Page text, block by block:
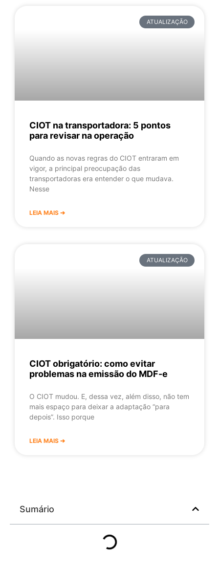
ATUALIZAÇÃO
CIOT na transportadora: 5 pontos
para revisar na operação
Quando as novas regras do CIOT entraram em
vigor, a principal preocupação das
transportadoras era entender o que mudava.
Nesse
LEIA MAIS ➔
ATUALIZAÇÃO
CIOT obrigatório: como evitar
problemas na emissão do MDF-e
O CIOT mudou. E, dessa vez, além disso, não tem
mais espaço para deixar a adaptação “para
depois”. Isso porque
LEIA MAIS ➔
Sumário